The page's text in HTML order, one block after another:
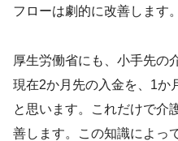
フローは劇的に改善します。
厚生労働省にも、小手先の
現在2か月先の入金を、1か
と思います。これだけで介
善します。この知識によっ